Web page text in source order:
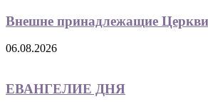
Внешне принадлежащие
06.08.2026
ЕВАНГЕЛИЕ ДНЯ